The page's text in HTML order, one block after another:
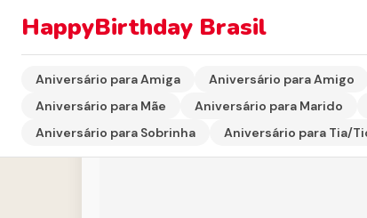
HappyBirthday Brasil
Aniversário para Amiga Aniversário para Amigo
Aniversário para Mãe
Aniversário para Marido
Aniversário para Sobrinha
Aniversário para Tia/